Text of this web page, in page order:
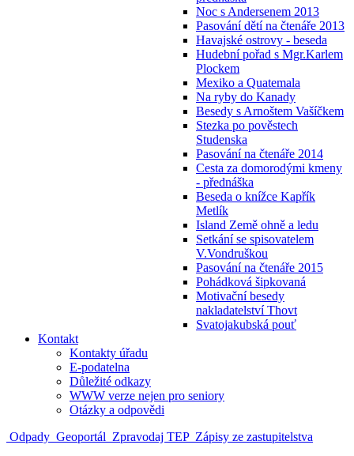
Noc s Andersenem 2013
Pasování dětí na čtenáře 2013
Havajské ostrovy - beseda
Hudební pořad s Mgr.Karlem
Plockem
Mexiko a Quatemala
Na ryby do Kanady
Besedy s Arnoštem Vašíčkem
Stezka po pověstech
Studenska
Pasování na čtenáře 2014
Cesta za domorodými kmeny
- přednáška
Beseda o knížce Kapřík
Metlík
Island Země ohně a ledu
Setkání se spisovatelem
V.Vondruškou
Pasování na čtenáře 2015
Pohádková šipkovaná
Motivační besedy
nakladatelství Thovt
Svatojakubská pouť
Kontakt
Kontakty úřadu
E-podatelna
Důležité odkazy
WWW verze nejen pro seniory
Otázky a odpovědi
Odpady Geoportál Zpravodaj TEP Zápisy ze zastupitelstva